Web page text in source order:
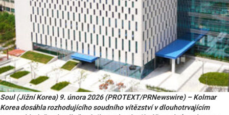
Soul (Jižní Korea) 9. února 2026 (PROTEXT/PRNewswire) – Kolmar
Korea dosáhla rozhodujícího soudního vítězství v dlouhotrvajícím